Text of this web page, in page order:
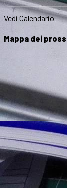
Vedi Calendario
Mappa dei